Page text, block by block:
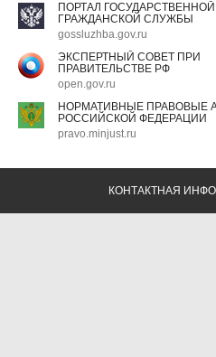
ПОРТАЛ ГОСУДАРСТВЕННОЙ
ГРАЖДАНСКОЙ СЛУЖБЫ
gossluzhba.gov.ru
ЭКСПЕРТНЫЙ СОВЕТ ПРИ
ПРАВИТЕЛЬСТВЕ РФ
open.gov.ru
НОРМАТИВНЫЕ ПРАВОВЫЕ
РОССИЙСКОЙ ФЕДЕРАЦИИ
pravo.minjust.ru
КОНТАКТНАЯ